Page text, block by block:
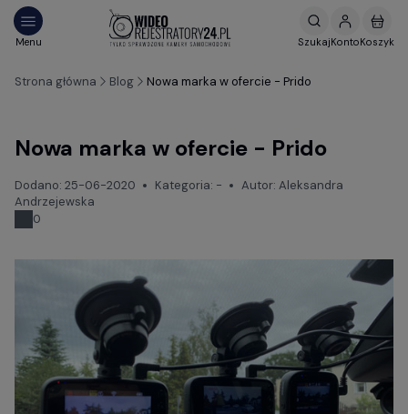
Strona główna Blog Nowa marka w ofercie - Prido
Nowa marka w ofercie - Prido
Dodano: 25-06-2020 Kategoria: - Autor: Aleksandra
Andrzejewska
0